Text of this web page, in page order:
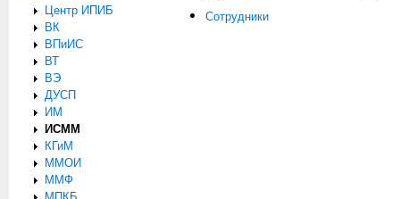
Центр ИПИБ
ВК
ВПиИС
ВТ
ВЭ
ДУСП
ИМ
ИСММ
КГиМ
ММОИ
ММФ
Сотрудники